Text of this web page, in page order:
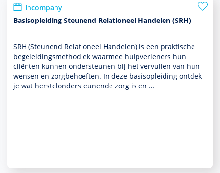
Incompany
Basisopleiding Steunend Relationeel Handelen (SRH)
SRH (Steunend Relationeel Han­delen) is een prak­tische
bege­lei­dingsmetho­diek waarmee hulp­ver­le­ners hun
cliënten kunnen onder­steunen bij het vervullen van hun
wensen en zorg­behoef­ten. In deze basis­opleiding ontdek
je wat herstelonder­steunende zorg is en …